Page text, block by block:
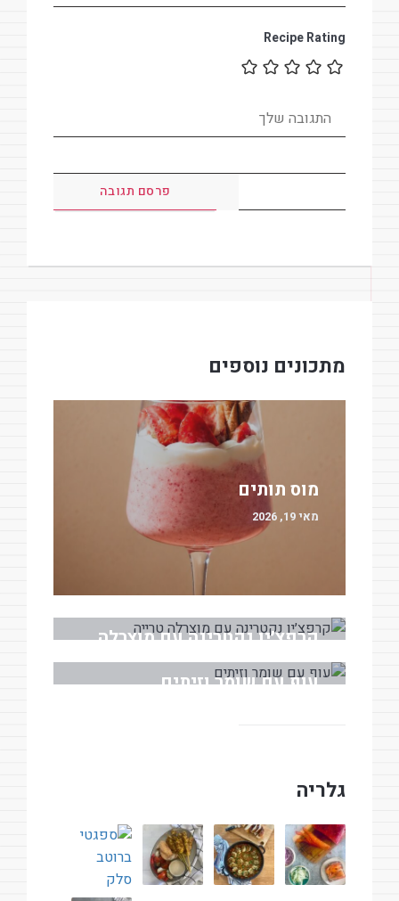
Recipe Rating
מתכונים נוספים
מוס תותים
מאי 19, 2026
קרפצ׳יו נקטרינה עם מוצרלה
טרייה
מאי 18, 2026
עוף עם שומר וזיתים
גלריה